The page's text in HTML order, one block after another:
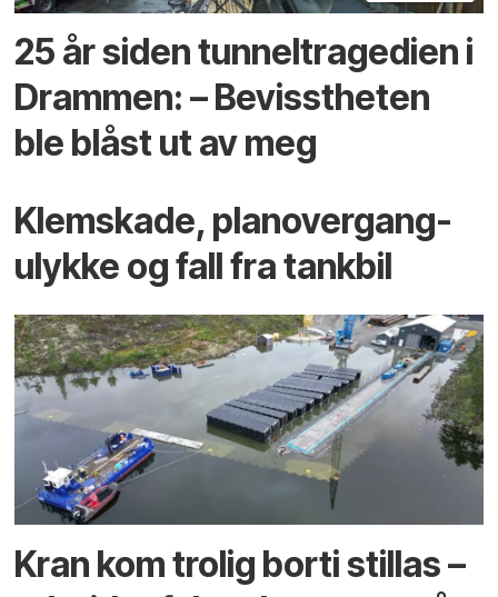
25 år siden tunneltragedien i
Drammen: – Bevisstheten
ble blåst ut av meg
Klemskade, planovergang-
ulykke og fall fra tankbil
Kran kom trolig borti stillas –